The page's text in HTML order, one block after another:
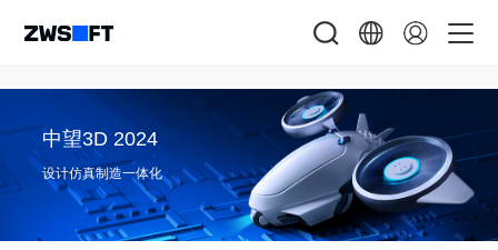
中望3D 2024
设计仿真制造一体化